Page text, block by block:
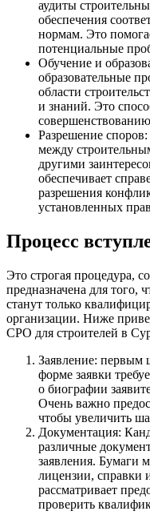
аудиты
обеспечения
нормам. Это
потенциальные
Обучение и
образовательные
области
и знаний. Это
Разрешение
между
другими
обеспечивает
разрешения
установленных
Процесс
Это строгая процедура,
предназначена для того,
станут только
организации. Ниже
СРО для строителей в
Заявление: первым
форме заявки
о биографии
Очень важно
чтобы увеличить
Документация:
различные
заявления. Бумаги
лицензии, справки
рассматривает
проверить